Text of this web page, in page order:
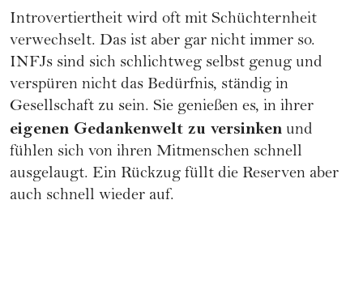
Introvertiertheit wird oft mit Schüchternheit
verwechselt. Das ist aber gar nicht immer so.
INFJs sind sich schlichtweg selbst genug und
verspüren nicht das Bedürfnis, ständig in
Gesellschaft zu sein. Sie genießen es, in ihrer
eigenen Gedankenwelt zu versinken und
fühlen sich von ihren Mitmenschen schnell
ausgelaugt. Ein Rückzug füllt die Reserven aber
auch schnell wieder auf.